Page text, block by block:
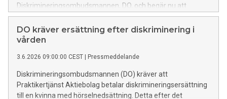
Diskrimineringsombudsmannen, DO, och begär nu att
Arbetsförmedlingen betalar diskrimineringsersättning till
kvinnan.
DO kräver ersättning efter diskriminering i
vården
3.6.2026 09:00:00 CEST Pressmeddelande
Diskrimineringsombudsmannen (DO) kräver att
Praktikertjänst Aktiebolag betalar diskrimineringsersättning
till en kvinna med hörselnedsättning. Detta efter det